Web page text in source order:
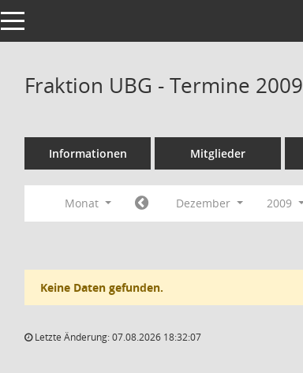
Toggle navigation
Fraktion UBG - Termine 2009
Informationen Mitglieder
Monat Dezember 2009
Keine Daten gefunden.
Letzte Änderung: 07.08.2026 18:32:07